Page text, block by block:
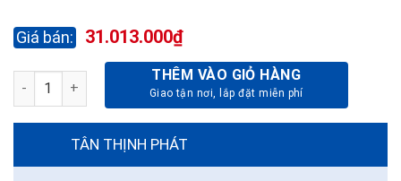
31.013.000₫
BỘ PHÒNG NGỦ GN301-18 số lượngTHÊM VÀO GIỎ HÀNG
TÂN THỊNH PHÁT